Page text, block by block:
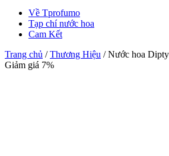
Về Tprofumo
Tạp chí nước hoa
Cam Kết
Trang chủ /Thương Hiệu / Nước hoa
Giảm giá 7%